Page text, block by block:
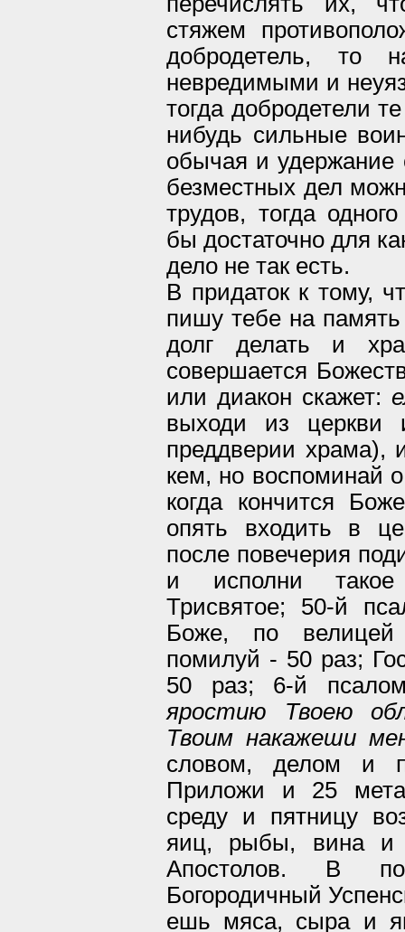
стяжем
добродетель, то
невредимыми и
тогда добродетели
нибудь сильные
обычая и удержание
безместных дел
трудов, тогда
бы достаточно для
дело не так есть.
В придаток к тому,
пишу тебе на
долг делать и
совершается
или диакон скажет:
выходи из церкви
преддверии храма),
кем, но воспоминай
когда кончится
опять входить в
после повечерия
и исполни такое
Трисвятое; 50-й
Боже, по велицей
помилуй - 50 раз;
50 раз; 6-й
яростию Твоею
Твоим накажеши
словом, делом и
Приложи и 25
среду и пятницу
яиц, рыбы, вина и
Апостолов. В
Богородичный
ешь мяса, сыра и